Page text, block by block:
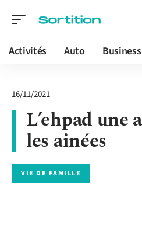
Activités Auto Business
16/11/2021
L’ehpad une
les ainées
VIE DE FAMILLE